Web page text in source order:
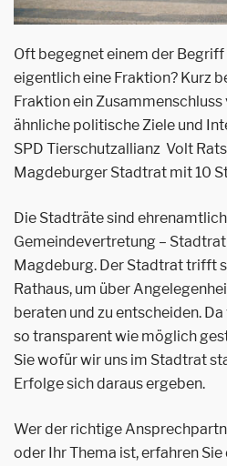
Oft begegnet einem der
eigentlich eine Fraktion? Kurz
Fraktion ein
ähnliche politische Ziele und
SPD Tierschutzallianz Volt
Magdeburger Stadtrat mit 10
Die Stadträte sind
Gemeindevertretung –
Magdeburg. Der Stadtrat trifft
Rathaus, um über
beraten und zu entscheiden.
so transparent wie möglich
Sie wofür wir uns im Stadtrat
Erfolge sich daraus ergeben.
Wer der richtige
oder Ihr Thema ist, erfahren